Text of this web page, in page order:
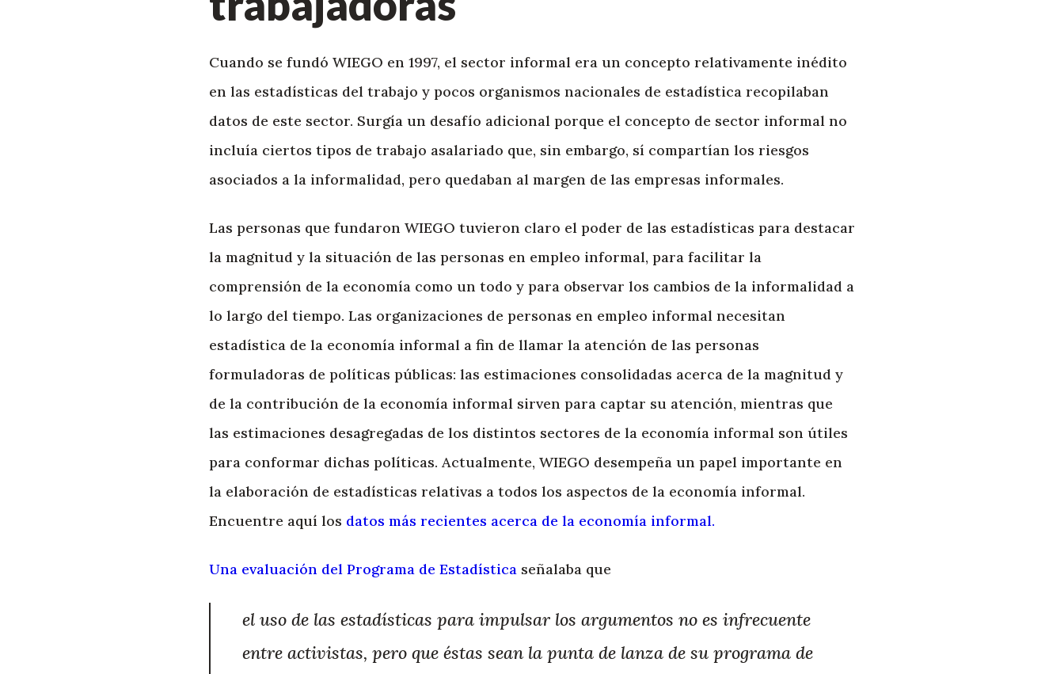
Cuando se fundó WIEGO en 1997, el sector informal era un concepto relativamente inédito
en las estadísticas del trabajo y pocos organismos nacionales de estadística recopilaban
datos de este sector. Surgía un desafío adicional porque el concepto de sector informal no
incluía ciertos tipos de trabajo asalariado que, sin embargo, sí compartían los riesgos
asociados a la informalidad, pero quedaban al margen de las empresas informales.
Las personas que fundaron WIEGO tuvieron claro el poder de las estadísticas para destacar
la magnitud y la situación de las personas en empleo informal, para facilitar la
comprensión de la economía como un todo y para observar los cambios de la informalidad a
lo largo del tiempo. Las organizaciones de personas en empleo informal necesitan
estadística de la economía informal a fin de llamar la atención de las personas
formuladoras de políticas públicas: las estimaciones consolidadas acerca de la magnitud y
de la contribución de la economía informal sirven para captar su atención, mientras que
las estimaciones desagregadas de los distintos sectores de la economía informal son útiles
para conformar dichas políticas. Actualmente, WIEGO desempeña un papel importante en
la elaboración de estadísticas relativas a todos los aspectos de la economía informal.
Encuentre aquí los datos más recientes acerca de la economía informal.
Una evaluación del Programa de Estadística señalaba que
el uso de las estadísticas para impulsar los argumentos no es infrecuente
entre activistas, pero que éstas sean la punta de lanza de su programa de